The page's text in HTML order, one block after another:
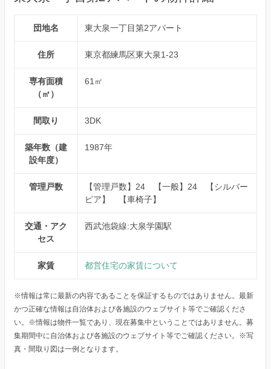
団地名 東大泉一丁目第2アパート
住所 東京都練馬区東大泉1-23
専有面積
（㎡）
61㎡
間取り 3DK
築年数（建
設年度）
1987年
管理戸数
【管理戸数】24 【一般】24 【シルバー
ピア】 【車椅子】
交通・アク
セス
西武池袋線:大泉学園駅
家賃 都営住宅の家賃について
※情報は常に最新の内容であることを保証するものではありません。最新
かつ正確な情報は自治体および各施設のウェブサイト等でご確認くださ
い。※情報は物件一覧であり、現在募集中ということではありません。募
集期間中に自治体および各施設のウェブサイト等でご確認ください。※写
真・間取り図は一例となります。